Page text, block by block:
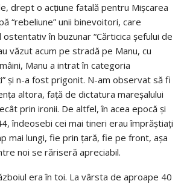
drept o acţiune fatală pentru Mişcarea
“rebeliune” unii binevoitori, care
în buzunar “Cărticica şefului de
văzut acum pe stradă pe Manu, cu
Manu a intrat în categoria
şi n-a fost prigonit. N-am observat să fi
altora, faţă de dictatura mareşalului
prin ironii. De altfel, în acea epocă şi
îndeosebi cei mai tineri erau împrăştiaţi
mai lungi, fie prin ţară, fie pe front, aşa
noi se răriseră apreciabil.
era în toi. La vârsta de aproape 40